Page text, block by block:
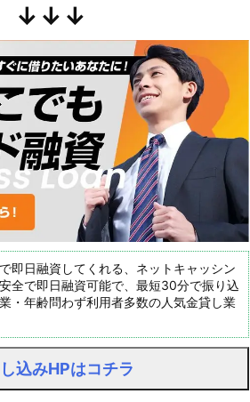
↓↓↓
即日融資してくれる、ネットキャッシン
全で即日融資可能で、最短30分で振り込
・年齢問わず利用者多数の人気金貸し業
込みHPはコチラ